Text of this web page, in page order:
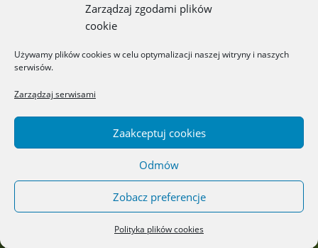
Zarządzaj zgodami plików
cookie
Używamy plików cookies w celu optymalizacji naszej witryny i naszych
serwisów.
Zarządzaj serwisami
Zaakceptuj cookies
Odmów
Zobacz preferencje
Polityka plików cookies
maj 2020
kwiecień 2020
marzec 2020
luty 2020
listopad 2019
październik 2019